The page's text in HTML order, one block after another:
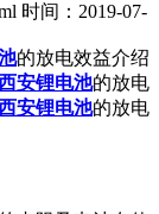
时间：2019-07-
的放电效益介绍
安锂电池的放电
安锂电池的放电